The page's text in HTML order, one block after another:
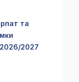
та
2027